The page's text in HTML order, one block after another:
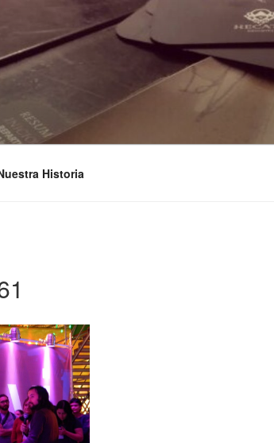
Historia